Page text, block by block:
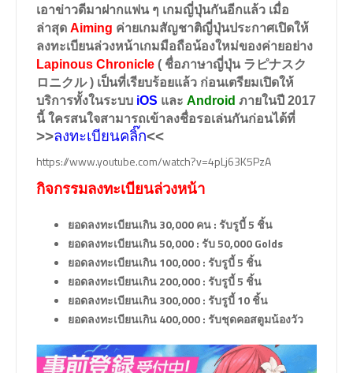
เอาข่าวดีมาฝากแฟน ๆ เกมญี่ปุ่นกันอีกแล้ว เมื่อ
ล่าสุด Aiming ค่ายเกมสัญชาติญี่ปุ่นประกาศเปิดให้
ลงทะเบียนล่วงหน้าเกมมือถือน้องใหม่ของค่ายอย่าง
Lapinous Chronicle ( ชื่อภาษาญี่ปุ่น ラピナスク
ロニクル ) เป็นที่เรียบร้อยแล้ว ก่อนเตรียมเปิดให้
บริการทั้งในระบบ iOS และ Android ภายในปี 2017
นี้ ใครสนใจสามารถเข้าลงชื่อรอเล่นกันก่อนได้ที่
>>ลงทะเบียนคลิ๊ก<<
https://www.youtube.com/watch?v=4pLj63K5PzA
กิจกรรมลงทะเบียนล่วงหน้า
ยอดลงทะเบียนเกิน 30,000 คน : รับรูบี้ 5 ชิ้น
ยอดลงทะเบียนเกิน 50,000 : รับ 50,000 Golds
ยอดลงทะเบียนเกิน 100,000 : รับรูบี้ 5 ชิ้น
ยอดลงทะเบียนเกิน 200,000 : รับรูบี้ 5 ชิ้น
ยอดลงทะเบียนเกิน 300,000 : รับรูบี้ 10 ชิ้น
ยอดลงทะเบียนเกิน 400,000 : รับชุดคอสตูมน้องวัว